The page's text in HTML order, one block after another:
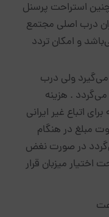
استراحت پرسنل
درب اصلی مجتمع
صبح بسته می‌باشد و امکان تردد
می‌گیرد ولی درب
. هزینه
اتباع غیر ایرانی
مبلغ در هنگام
در صورت نغض
اختیار میزبان قرار